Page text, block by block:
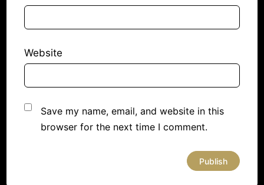
Website
Save my name, email, and website in this
browser for the next time I comment.